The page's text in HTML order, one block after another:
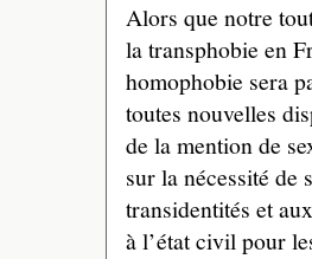
Alors que notre
la transphobie en
homophobie sera
toutes nouvelles
de la mention de
sur la nécessité de
transidentités et
à l’état civil pour